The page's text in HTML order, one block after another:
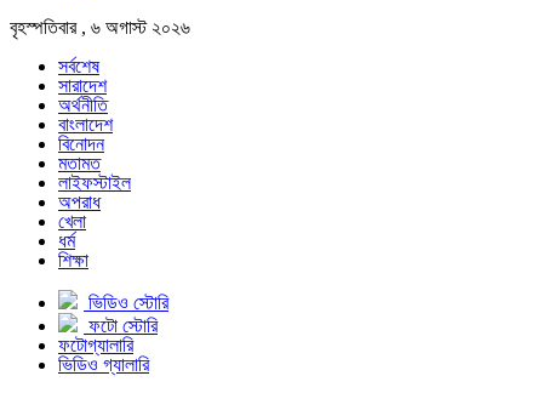
বৃহস্পতিবার , ৬ অগাস্ট ২০২৬
সর্বশেষ
সারাদেশ
অর্থনীতি
বাংলাদেশ
বিনোদন
মতামত
লাইফস্টাইল
অপরাধ
খেলা
ধর্ম
শিক্ষা
ভিডিও স্টোরি
ফটো স্টোরি
ফটোগ্যালারি
ভিডিও গ্যালারি